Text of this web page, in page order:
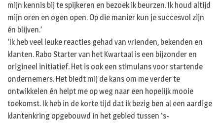
mijn kennis bij te spijkeren en bezoek ik beurzen. Ik houd altijd
mijn oren en ogen open. Op die manier kun je succesvol zijn
én blijven.’
‘Ik heb veel leuke reacties gehad van vrienden, bekenden en
klanten. Rabo Starter van het Kwartaal is een bijzonder en
origineel initiatief. Het is ook een stimulans voor startende
ondernemers. Het biedt mij de kans om me verder te
ontwikkelen én helpt me op weg naar een hopelijk mooie
toekomst. Ik heb in de korte tijd dat ik bezig ben al een aardige
klantenkring opgebouwd in het gebied tussen ‘s-